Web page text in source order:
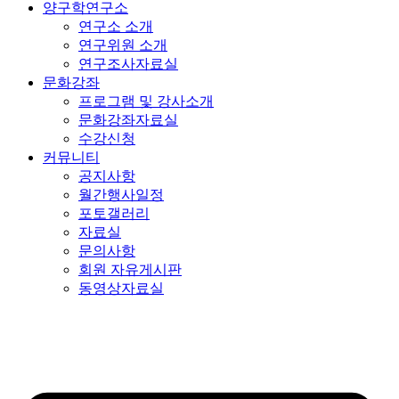
양구학연구소
연구소 소개
연구위원 소개
연구조사자료실
문화강좌
프로그램 및 강사소개
문화강좌자료실
수강신청
커뮤니티
공지사항
월간행사일정
포토갤러리
자료실
문의사항
회원 자유게시판
동영상자료실